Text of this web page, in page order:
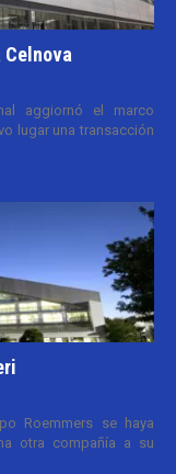
aggiornó el marco
lugar una transacción
Roemmers se haya
otra compañía a su